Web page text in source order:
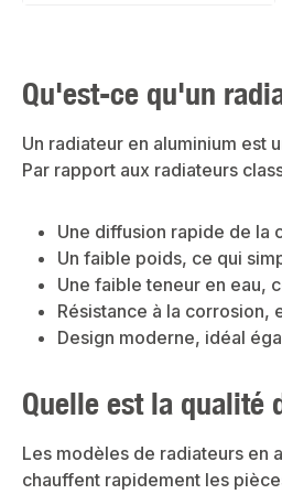
MittenanschlussAnwendungsbereicheWoh
nräumeBürosGewerbliche
AluminiumFarbe: Anthrazit
unserem Sortiment finden Sie auch
Qu'est-ce qu'un
Un radiateur en aluminium est
Par rapport aux radiateurs
Une diffusion rapide de la
Un faible poids, ce qui
Une faible teneur en eau,
Résistance à la corrosion,
Design moderne, idéal
Quelle est la qualité
Les modèles de radiateurs en
chauffent rapidement les